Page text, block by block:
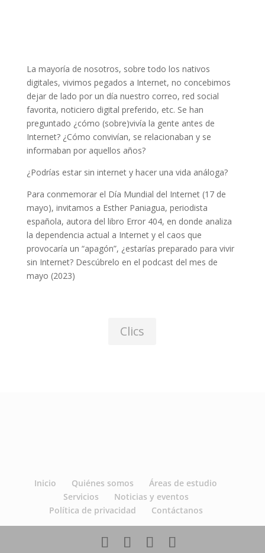
La mayoría de nosotros, sobre todo los nativos
digitales, vivimos pegados a Internet, no concebimos
dejar de lado por un día nuestro correo, red social
favorita, noticiero digital preferido, etc. Se han
preguntado ¿cómo (sobre)vivía la gente antes de
Internet? ¿Cómo convivían, se relacionaban y se
informaban por aquellos años?
¿Podrías estar sin internet y hacer una vida análoga?
Para conmemorar el Día Mundial del Internet (17 de
mayo), invitamos a Esther Paniagua, periodista
española, autora del libro Error 404, en donde analiza
la dependencia actual a Internet y el caos que
provocaría un “apagón”, ¿estarías preparado para vivir
sin Internet? Descúbrelo en el podcast del mes de
mayo (2023)
Clics
Inicio Quiénes somos
Áreas de estudio
Servicios
Noticias y eventos
Política de privacidad
Contáctanos